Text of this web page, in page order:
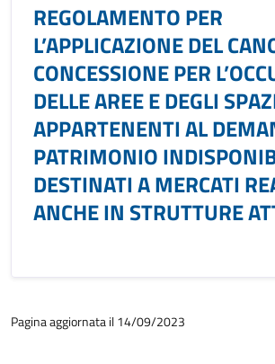
REGOLAMENTO PER
L’APPLICAZIONE DEL
CONCESSIONE PER
DELLE AREE E DEGLI
APPARTENENTI AL
PATRIMONIO
DESTINATI A MERCATI
ANCHE IN STRUTTURE
Pagina aggiornata il 14/09/2023